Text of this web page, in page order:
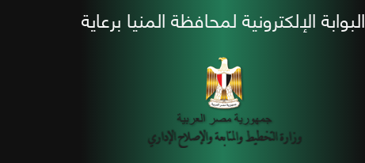
البوابة الإلكترونية لمحافظة المنيا برعاية